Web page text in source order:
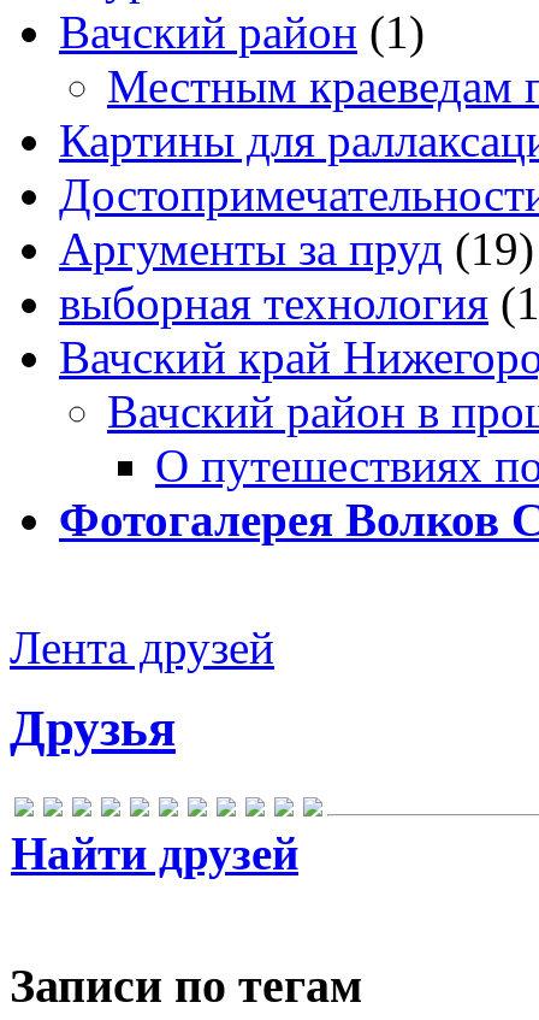
Вачский район (1)
Местным краеведам
Картины для
Аргументы за пруд (19)
выборная технология
Вачский край
Вачский район в
О путешествиях
Фотогалерея Волков
Лента друзей
Друзья
Найти друзей
Записи по тегам